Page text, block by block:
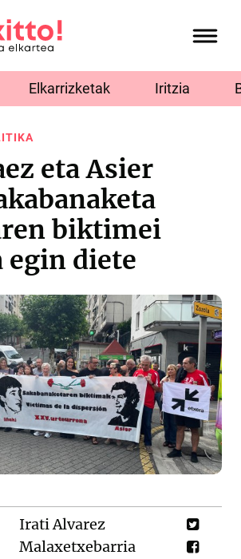
Elkarrizketak Iritzia
eta Asier
biktimei
diete
Irati Alvarez
Malaxetxebarria